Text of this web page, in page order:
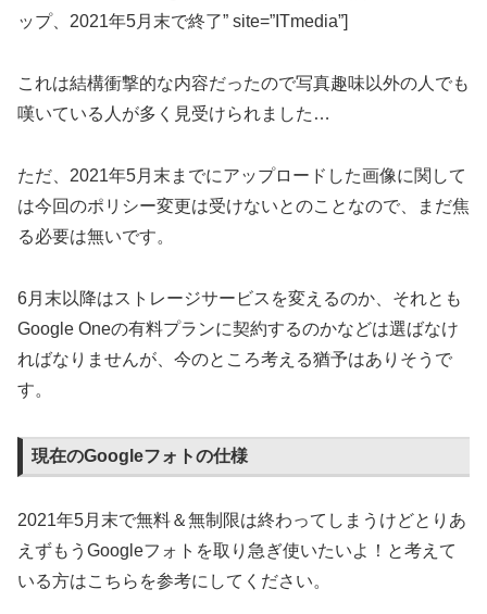
ップ、2021年5月末で終了” site=”ITmedia”]
これは結構衝撃的な内容だったので写真趣味以外の人でも
嘆いている人が多く見受けられました…
ただ、2021年5月末までにアップロードした画像に関して
は今回のポリシー変更は受けないとのことなので、まだ焦
る必要は無いです。
6月末以降はストレージサービスを変えるのか、それとも
Google Oneの有料プランに契約するのかなどは選ばなけ
ればなりませんが、今のところ考える猶予はありそうで
す。
現在のGoogleフォトの仕様
2021年5月末で無料＆無制限は終わってしまうけどとりあ
えずもうGoogleフォトを取り急ぎ使いたいよ！と考えて
いる方はこちらを参考にしてください。